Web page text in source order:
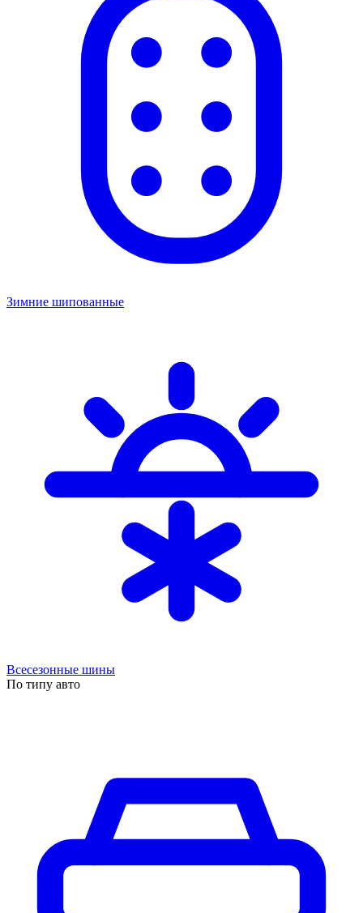
Зимние шипованные
Всесезонные шины
По типу авто